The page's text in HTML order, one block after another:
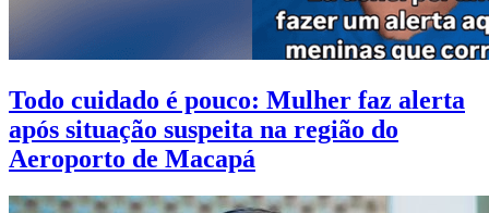
Todo cuidado é pouco: Mulher faz alerta
após situação suspeita na região do
Aeroporto de Macapá